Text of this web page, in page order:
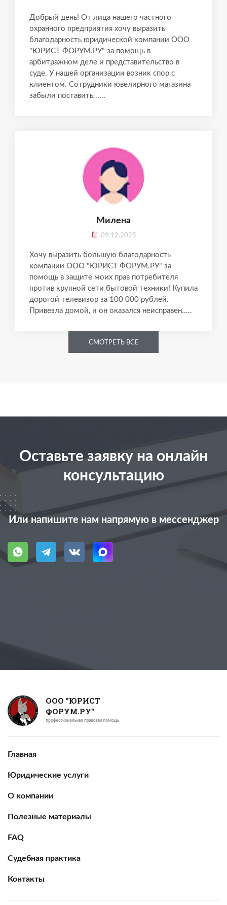
Добрый день! От лица нашего частного
охранного предприятия хочу выразить
благодарность юридической компании ООО
"ЮРИСТ ФОРУМ.РУ" за помощь в
арбитражном деле и представительство в
суде. У нашей организации возник спор с
клиентом. Сотрудники ювелирного магазина
забыли поставить......
Хочу выразить большую благодарность
компании ООО "ЮРИСТ ФОРУМ.РУ" за
помощь в защите моих прав потребителя
против крупной сети бытовой техники! Купила
дорогой телевизор за 100 000 рублей.
Привезла домой, и он оказался неисправен.....
Милена
09.12.2025
СМОТРЕТЬ ВСЕ
Оставьте заявку на онлайн
консультацию
Или напишите нам напрямую в мессенджер
ООО "ЮРИСТ
ФОРУМ.РУ"
Главная
Юридические услуги
О компании
Полезные материалы
FAQ
Судебная практика
Контакты